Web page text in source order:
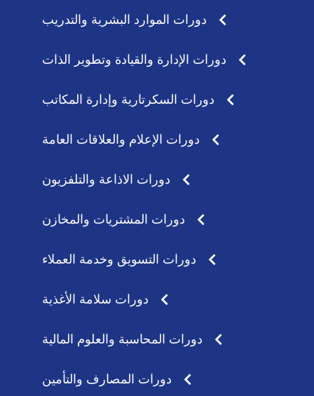
دورات الموارد البشرية والتدريب
دورات الإدارة والقيادة وتطوير الذات
دورات السكرتارية وإدارة المكاتب
دورات الإعلام والعلاقات العامة
دورات الاذاعة والتلفزيون
دورات المشتريات والمخازن
دورات التسويق وخدمة العملاء
دورات سلامة الأغذية
دورات المحاسبة والعلوم المالية
دورات المصارف والتأمين